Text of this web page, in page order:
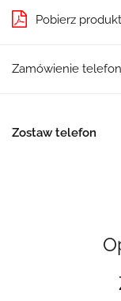
Pobierz
Zamówienie
Zostaw telefon